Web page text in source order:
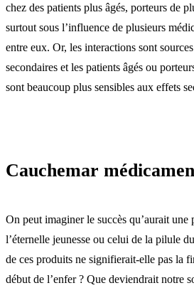
chez des patients plus âgés, porteurs de
surtout sous l’influence de plusieurs
entre eux. Or, les interactions sont
secondaires et les patients âgés ou
sont beaucoup plus sensibles aux effets
Cauchemar
On peut imaginer le succès qu’aurait une
l’éternelle jeunesse ou celui de la pilule
de ces produits ne signifierait-elle pas la
début de l’enfer ? Que deviendrait notre